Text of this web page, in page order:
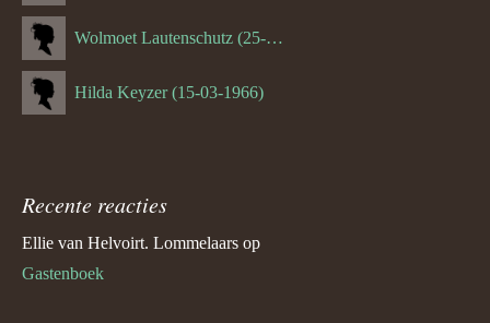
Wolmoet Lautenschutz (25-07-1933)
Hilda Keyzer (15-03-1966)
Recente reacties
Ellie van Helvoirt. Lommelaars op
Gastenboek